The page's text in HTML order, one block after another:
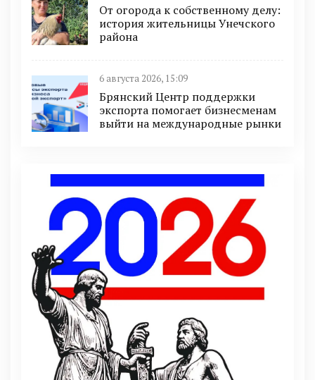
От огорода к собственному делу:
история жительницы Унечского
района
6 августа 2026, 15:09
Брянский Центр поддержки
экспорта помогает бизнесменам
выйти на международные рынки